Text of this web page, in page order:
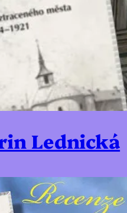
Lednická